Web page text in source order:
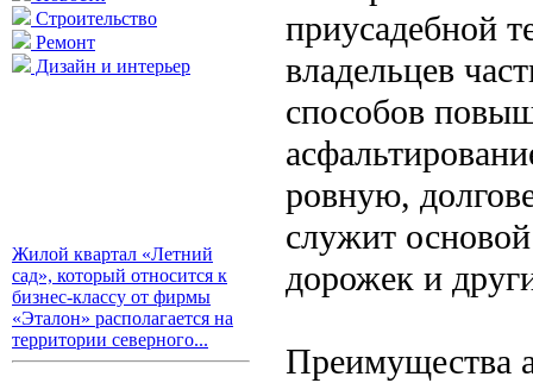
Строительство
Ремонт
Дизайн и интерьер
Жилой квартал «Летний
сад», который относится к
бизнес-классу от фирмы
«Эталон» располагается на
территории северного...
приусадебной
владельцев
способов
ровную,
служит
дорожек и
Преимущества